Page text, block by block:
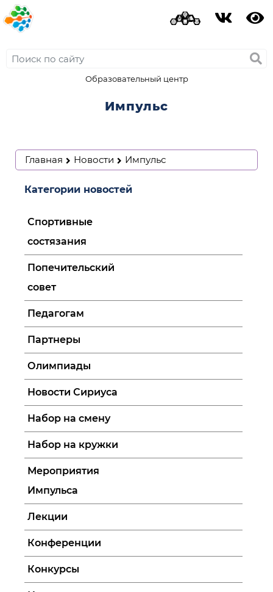
Образовательный центр
Импульс
Главная Новости Импульс
Категории новостей
Спортивные
состязания
Попечительский
совет
Педагогам
Партнеры
Олимпиады
Новости Сириуса
Набор на смену
Набор на кружки
Мероприятия
Импульса
Лекции
Конференции
Конкурсы